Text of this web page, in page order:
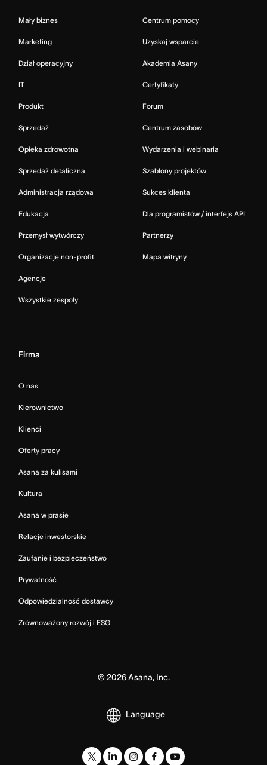
Mały biznes
Marketing
Dział operacyjny
IT
Produkt
Sprzedaż
Opieka zdrowotna
Sprzedaż detaliczna
Administracja rządowa
Edukacja
Przemysł wytwórczy
Organizacje non-profit
Agencje
Wszystkie zespoły
Centrum pomocy
Uzyskaj wsparcie
Akademia Asany
Certyfikaty
Forum
Centrum zasobów
Wydarzenia i webinaria
Szablony projektów
Sukces klienta
Dla programistów / interfejs API
Partnerzy
Mapa witryny
Firma
O nas
Kierownictwo
Klienci
Oferty pracy
Asana za kulisami
Kultura
Asana w prasie
Relacje inwestorskie
Zaufanie i bezpieczeństwo
Prywatność
Odpowiedzialność dostawcy
Zrównoważony rozwój i ESG
© 2026Asana, Inc.
Language